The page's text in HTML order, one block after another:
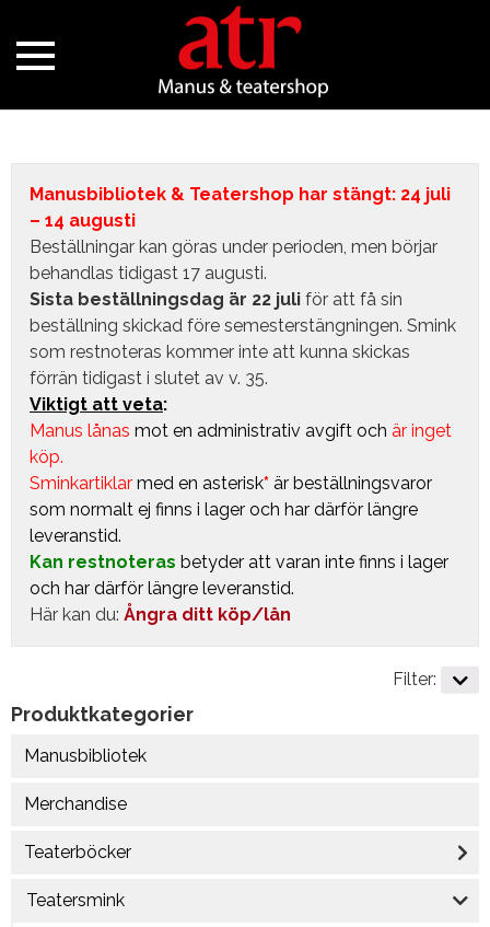
Manusbibliotek & Teatershop har stängt: 24 juli
– 14 augusti
Beställningar kan göras under perioden, men börjar
behandlas tidigast 17 augusti.
Sista beställningsdag är 22 juli för att få sin
beställning skickad före semesterstängningen. Smink
som restnoteras kommer inte att kunna skickas
förrän tidigast i slutet av v. 35.
Viktigt att veta:
Manus lånas mot en administrativ avgift och är inget
köp.
Sminkartiklar med en asterisk* är beställningsvaror
som normalt ej finns i lager och har därför längre
leveranstid.
Kan restnoteras betyder att varan inte finns i lager
och har därför längre leveranstid.
Här kan du: Ångra ditt köp/lån
Produktkategorier
Manusbibliotek
Merchandise
Teaterböcker
Teatersmink
Filter: